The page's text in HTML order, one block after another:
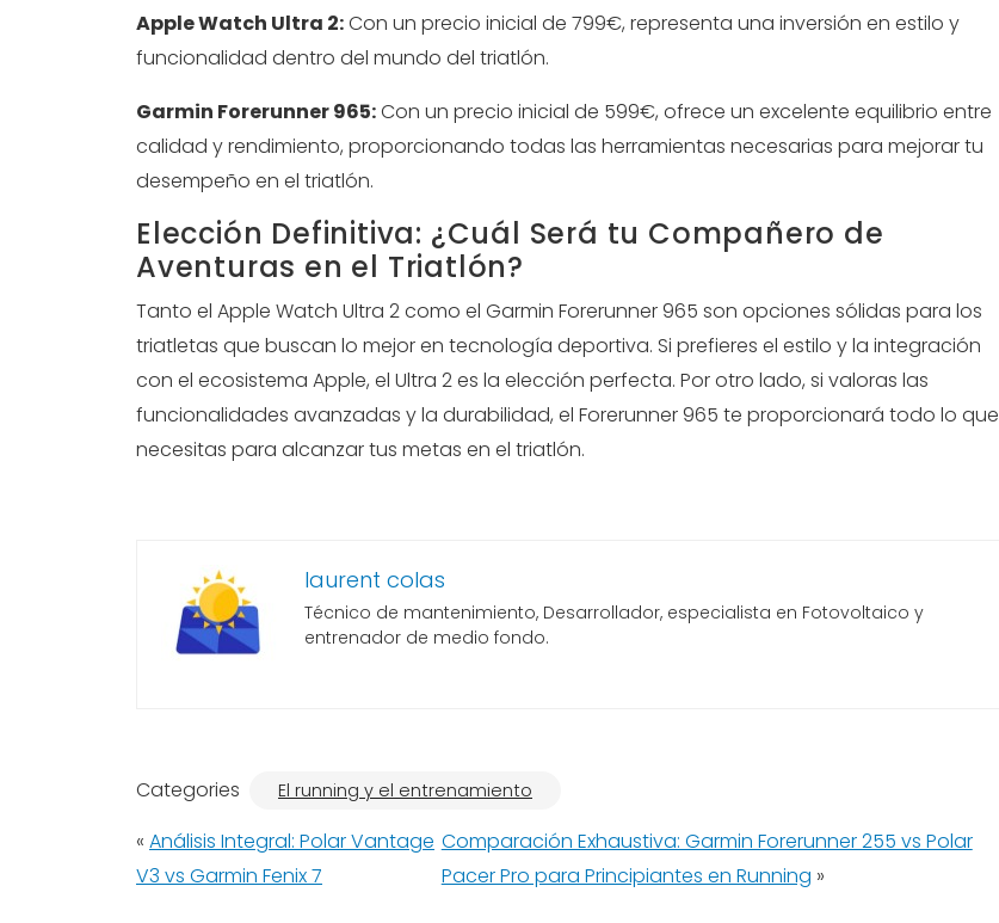
Apple Watch Ultra 2:Con un precio inicial de 799€, representa una inversión en estilo y
funcionalidad dentro del mundo del triatlón.
Garmin Forerunner 965:Con un precio inicial de 599€, ofrece un excelente equilibrio entre
calidad y rendimiento, proporcionando todas las herramientas necesarias para mejorar tu
desempeño en el triatlón.
Elección Definitiva: ¿Cuál Será tu Compañero de
Aventuras en el Triatlón?
Tanto el Apple Watch Ultra 2 como el Garmin Forerunner 965 son opciones sólidas para los
triatletas que buscan lo mejor en tecnología deportiva. Si prefieres el estilo y la integración
con el ecosistema Apple, el Ultra 2 es la elección perfecta. Por otro lado, si valoras las
funcionalidades avanzadas y la durabilidad, el Forerunner 965 te proporcionará todo lo que
necesitas para alcanzar tus metas en el triatlón.
laurent colas
Técnico de mantenimiento, Desarrollador, especialista en Fotovoltaico y
entrenador de medio fondo.
Categories El running y el entrenamiento
« Análisis Integral: Polar Vantage
V3 vs Garmin Fenix 7
Comparación Exhaustiva: Garmin Forerunner 255 vs Polar
Pacer Pro para Principiantes en Running »